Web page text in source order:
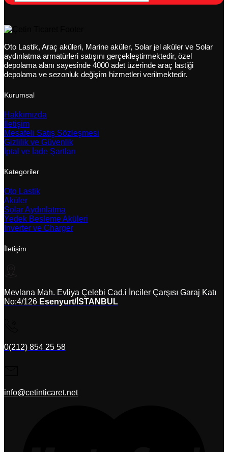
Oto Lastik, Araç aküleri, Marine aküler, Solar jel aküler ve Solar
aydınlatma armatürleri satışını gerçekleştirmektedir, özel
depolama alanı sayesinde 4000 adet üzerinde araç lastiği
depolama ve sezonluk değişim hizmetleri verilmektedir.
Kurumsal
Hakkımızda
İletişim
Mesafeli Satış Sözleşmesi
Gizlilik ve Güvenlik
İptal ve İade Şartları
Kategoriler
Oto Lastik
Aküler
Solar Aydınlatma
Yedek Besleme Aküleri
İnverter ve Charger
İletişim
Mevlana Mah. Evliya Çelebi Cad.i İnciler Çarşısı Garaj Katı
No:4/126 Esenyurt/İSTANBUL
0(212) 854 25 58
info@cetinticaret.net